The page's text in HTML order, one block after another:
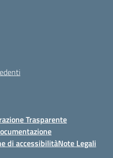
Trasparente
di accessibilitàNote Legali